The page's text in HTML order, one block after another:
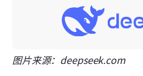
图片来源：deepseek.com